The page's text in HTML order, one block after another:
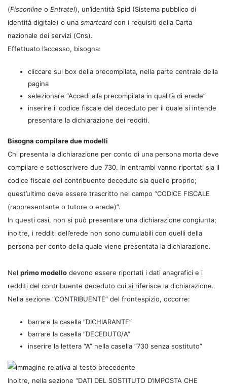
(Fisconline o Entratel), un’identità Spid (Sistema pubblico di
identità digitale) o una smartcard con i requisiti della Carta
nazionale dei servizi (Cns).
Effettuato l’accesso, bisogna:
cliccare sul box della precompilata, nella parte centrale della
pagina
selezionare “Accedi alla precompilata in qualità di erede”
inserire il codice fiscale del deceduto per il quale si intende
presentare la dichiarazione dei redditi.
Bisogna compilare due modelli
Chi presenta la dichiarazione per conto di una persona morta deve
compilare e sottoscrivere due 730. In entrambi vanno riportati sia il
codice fiscale del contribuente deceduto sia quello proprio;
quest’ultimo deve essere trascritto nel campo “CODICE FISCALE
(rappresentante o tutore o erede)”.
In questi casi, non si può presentare una dichiarazione congiunta;
inoltre, i redditi dell’erede non sono cumulabili con quelli della
persona per conto della quale viene presentata la dichiarazione.
Nel primo modello devono essere riportati i dati anagrafici e i
redditi del contribuente deceduto cui si riferisce la dichiarazione.
Nella sezione “CONTRIBUENTE” del frontespizio, occorre:
barrare la casella “DICHIARANTE”
barrare la casella “DECEDUTO/A”
inserire la lettera “A” nella casella “730 senza sostituto”
Inoltre, nella sezione “DATI DEL SOSTITUTO D’IMPOSTA CHE